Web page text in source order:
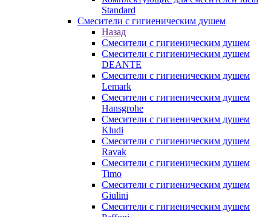
Standard
Смесители с гигиеническим душем
Назад
Смесители с гигиеническим душем
Смесители с гигиеническим душем
DEANTE
Смесители с гигиеническим душем
Lemark
Смесители с гигиеническим душем
Hansgrohe
Смесители с гигиеническим душем
Kludi
Смесители с гигиеническим душем
Ravak
Смесители с гигиеническим душем
Timo
Смесители с гигиеническим душем
Giulini
Смесители с гигиеническим душем